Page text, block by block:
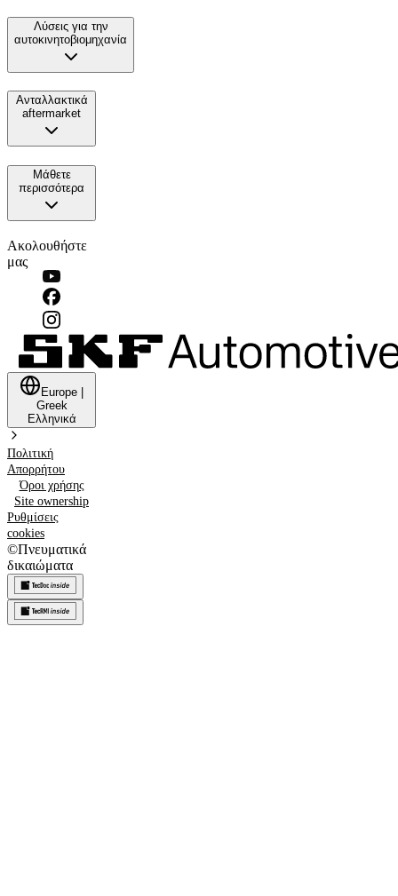
Λύσεις για την
αυτοκινητοβιομηχανία
Ανταλλακτικά
aftermarket
Μάθετε
περισσότερα
Ακολουθήστε
μας
Europe
Greek
Ελληνικά
Πολιτική
Απορρήτου
Όροι χρήσης
Site ownership
Ρυθμίσεις
cookies
©Πνευματικά
δικαιώματα